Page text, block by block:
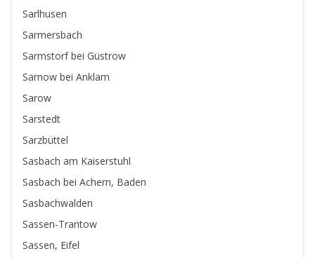
Sarlhusen
Sarmersbach
Sarmstorf bei Güstrow
Sarnow bei Anklam
Sarow
Sarstedt
Sarzbüttel
Sasbach am Kaiserstuhl
Sasbach bei Achern, Baden
Sasbachwalden
Sassen-Trantow
Sassen, Eifel